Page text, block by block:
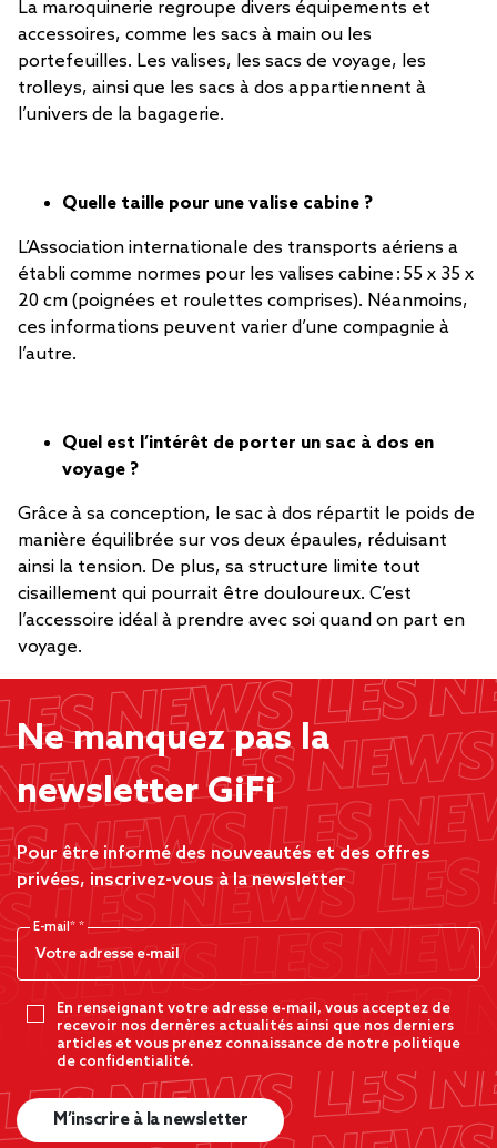
La maroquinerie regroupe divers équipements et
accessoires, comme les sacs à main ou les
portefeuilles. Les valises, les sacs de voyage, les
trolleys, ainsi que les sacs à dos appartiennent à
l’univers de la bagagerie.
Quelle taille pour une valise cabine ?
L’Association internationale des transports aériens a
établi comme normes pour les valises cabine : 55 x 35 x
20 cm (poignées et roulettes comprises). Néanmoins,
ces informations peuvent varier d’une compagnie à
l’autre.
Quel est l’intérêt de porter un sac à dos en
voyage ?
Grâce à sa conception, le sac à dos répartit le poids de
manière équilibrée sur vos deux épaules, réduisant
ainsi la tension. De plus, sa structure limite tout
cisaillement qui pourrait être douloureux. C’est
l’accessoire idéal à prendre avec soi quand on part en
voyage.
Ne manquez pas la
newsletter GiFi
Pour être informé des nouveautés et des offres
privées, inscrivez-vous à la newsletter
E-mail*
En renseignant votre adresse e-mail, vous acceptez de
recevoir nos dernères actualités ainsi que nos derniers
articles et vous prenez connaissance de notre politique
de confidentialité.
M’inscrire à la newsletter